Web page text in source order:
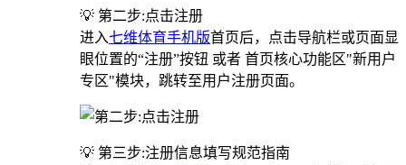
💡 第二步:点击注册
进入七维体育手机版首页后，点击导航栏或页面显
眼位置的“注册”按钮 或者 首页核心功能区"新用户
专区"模块，跳转至用户注册页面。
💡 第三步:注册信息填写规范指南